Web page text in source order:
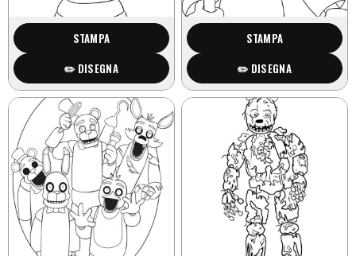
STAMPA
✏️ DISEGNA
STAMPA
✏️ DISEGNA